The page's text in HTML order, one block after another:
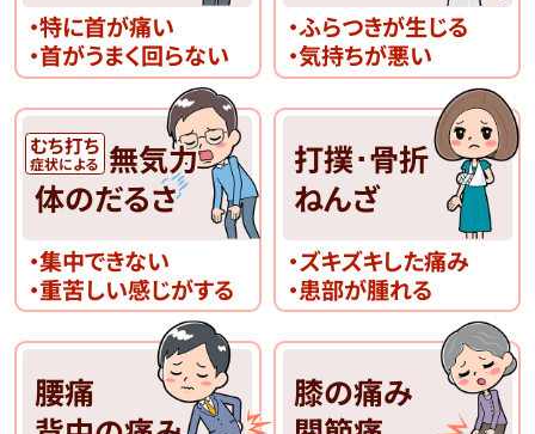
・特に首が痛い
・首がうまく回らない
・ふらつきが生じる
・気持ちが悪い
無気力
むち打ち
症状による
体のだるさ
・集中できない
・重苦しい感じがする
打撲･骨折
ねんざ
・ズキズキした痛み
・患部が腫れる
腰痛
膝の痛み